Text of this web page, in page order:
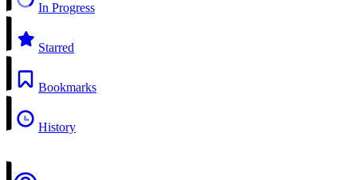
In Progress
Starred
Bookmarks
History